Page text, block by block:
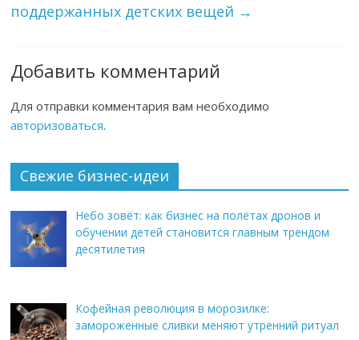
поддержанных детских вещей →
Добавить комментарий
Для отправки комментария вам необходимо
авторизоваться.
Свежие бизнес-идеи
Небо зовёт: как бизнес на полётах дронов и
обучении детей становится главным трендом
десятилетия
Кофейная революция в морозилке:
замороженные сливки меняют утренний ритуал